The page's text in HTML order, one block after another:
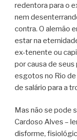
redentora para o
nem
contra. O alemão
estar na
ex-tenente ou
por causa de
esgotos no Rio de
de salário para a
Mas não se pode
Cardoso Alves –
disforme,